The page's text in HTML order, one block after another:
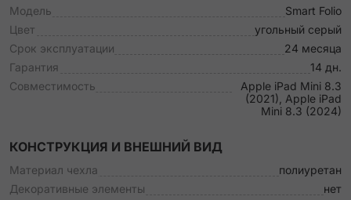
Модель
Smart Folio
Цвет
угольный серый
Срок эксплуатации
24 месяца
Гарантия
14 дн.
Совместимость
Apple iPad Mini 8.3
(2021), Apple iPad
Mini 8.3 (2024)
КОНСТРУКЦИЯ И ВНЕШНИЙ ВИД
Материал чехла
полиуретан
Декоративные элементы
нет